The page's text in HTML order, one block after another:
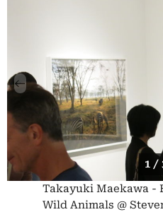
1 /
Takayuki Maekawa -
Wild Animals @